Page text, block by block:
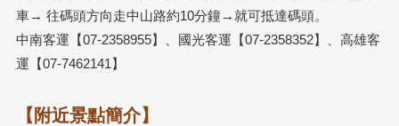
車→ 往碼頭方向走中山路約10分鐘→就可抵達碼頭。
中南客運【07-2358955】、國光客運【07-2358352】、高雄客
運【07-7462141】
【附近景點簡介】